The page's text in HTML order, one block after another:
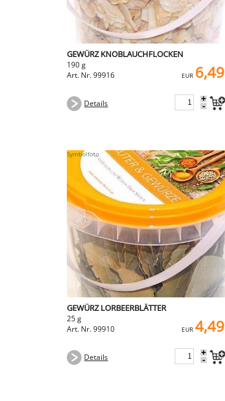
GEWÜRZ KNOBLAUCHFLOCKEN
190 g
Art. Nr. 99916
EUR 6,49
Details +
-
GEWÜRZ LORBEERBLÄTTER
25 g
Art. Nr. 99910
EUR 4,49
Details +
-